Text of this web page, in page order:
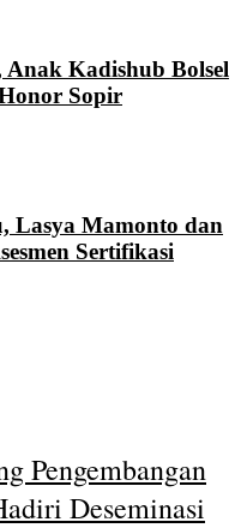
Kadishub Bolsel
Sopir
Lasya Mamonto dan
Sertifikasi
Pengembangan
Deseminasi